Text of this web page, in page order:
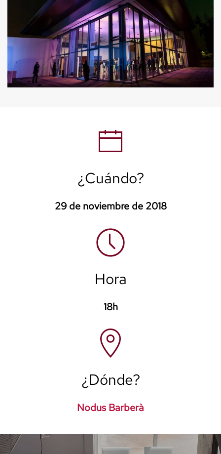
¿Cuándo?
29 de noviembre de 2018
Hora
18h
¿Dónde?
Nodus Barberà